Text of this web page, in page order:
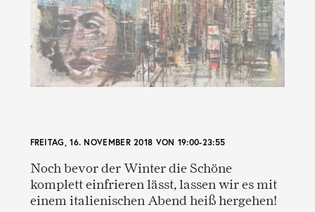
FREITAG, 16. NOVEMBER 2018 VON 19:00-23:55
Noch bevor der Winter die Schöne
komplett einfrieren lässt, lassen wir es mit
einem italienischen Abend heiß hergehen!